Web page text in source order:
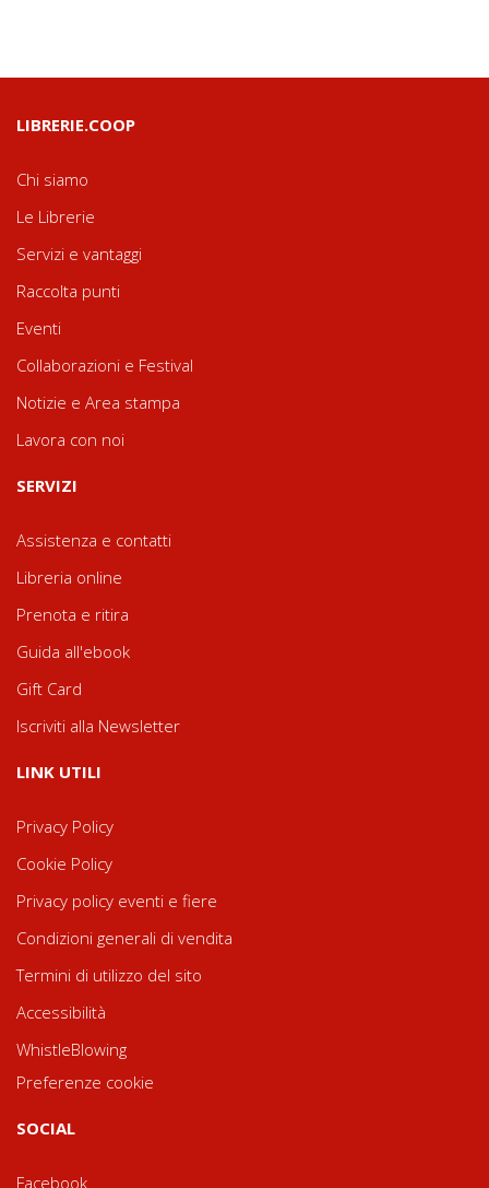
LIBRERIE.COOP
Chi siamo
Le Librerie
Servizi e vantaggi
Raccolta punti
Eventi
Collaborazioni e Festival
Notizie e Area stampa
Lavora con noi
SERVIZI
Assistenza e contatti
Libreria online
Prenota e ritira
Guida all'ebook
Gift Card
Iscriviti alla Newsletter
LINK UTILI
Privacy Policy
Cookie Policy
Privacy policy eventi e fiere
Condizioni generali di vendita
Termini di utilizzo del sito
Accessibilità
WhistleBlowing
Preferenze cookie
SOCIAL
Facebook